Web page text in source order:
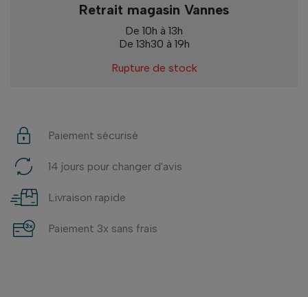
Retrait magasin Vannes
De 10h à 13h
De 13h30 à 19h
Rupture de stock
Paiement sécurisé
14 jours pour changer d'avis
Livraison rapide
Paiement 3x sans frais